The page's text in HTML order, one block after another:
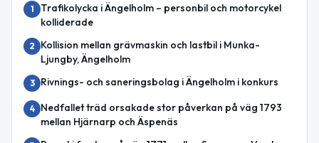
1
Trafikolycka i Ängelholm – personbil och motorcykel
kolliderade
2
Kollision mellan grävmaskin och lastbil i Munka-
Ljungby, Ängelholm
3 Rivnings- och saneringsbolag i Ängelholm i konkurs
4
Nedfallet träd orsakade stor påverkan på väg 1793
mellan Hjärnarp och Äspenäs